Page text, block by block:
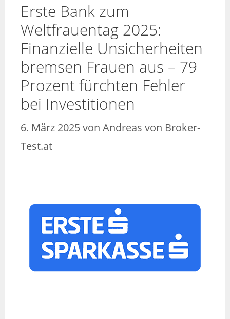
Erste Bank zum
Weltfrauentag 2025:
Finanzielle Unsicherheiten
bremsen Frauen aus – 79
Prozent fürchten Fehler
bei Investitionen
6. März 2025von Andreas von Broker-
Test.at